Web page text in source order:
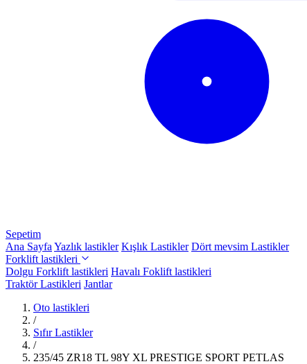
Sepetim
Ana Sayfa Yazlık lastikler Kışlık Lastikler Dört mevsim Lastikler
Forklift lastikleri
Dolgu Forklift lastikleri Havalı Foklift lastikleri
Traktör Lastikleri Jantlar
Oto lastikleri
/
Sıfır Lastikler
/
235/45 ZR18 TL 98Y XL PRESTIGE SPORT PETLAS